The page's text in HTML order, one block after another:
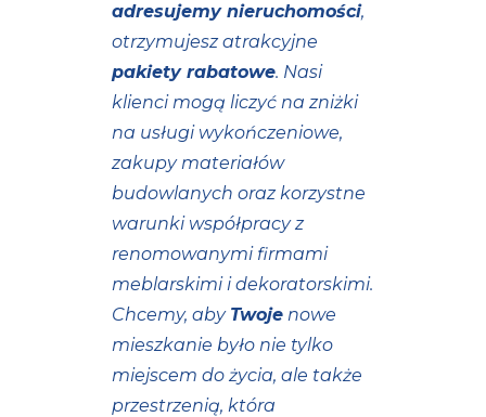
adresujemy nieruchomości,
otrzymujesz atrakcyjne
pakiety rabatowe. Nasi
klienci mogą liczyć na zniżki
na usługi wykończeniowe,
zakupy materiałów
budowlanych oraz korzystne
warunki współpracy z
renomowanymi firmami
meblarskimi i dekoratorskimi.
Chcemy, aby Twojenowe
mieszkanie było nie tylko
miejscem do życia, ale także
przestrzenią, która